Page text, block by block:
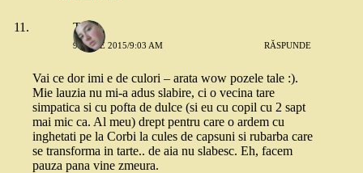
Tea
9 IUNIE 2015/9:03 AM RĂSPUNDE
Vai ce dor imi e de culori – arata wow pozele tale :).
Mie lauzia nu mi-a adus slabire, ci o vecina tare
simpatica si cu pofta de dulce (si eu cu copil cu 2 sapt
mai mic ca. Al meu) drept pentru care o ardem cu
inghetati pe la Corbi la cules de capsuni si rubarba care
se transforma in tarte.. de aia nu slabesc. Eh, facem
pauza pana vine zmeura.